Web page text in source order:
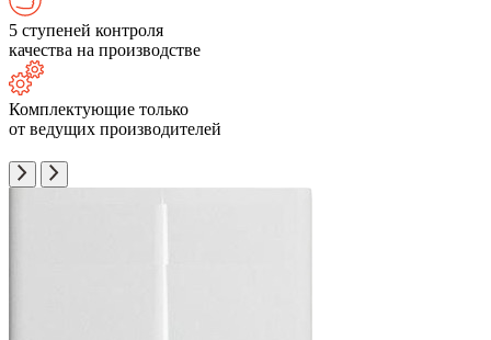
5 ступеней контроля
качества на производстве
Комплектующие только
от ведущих производителей